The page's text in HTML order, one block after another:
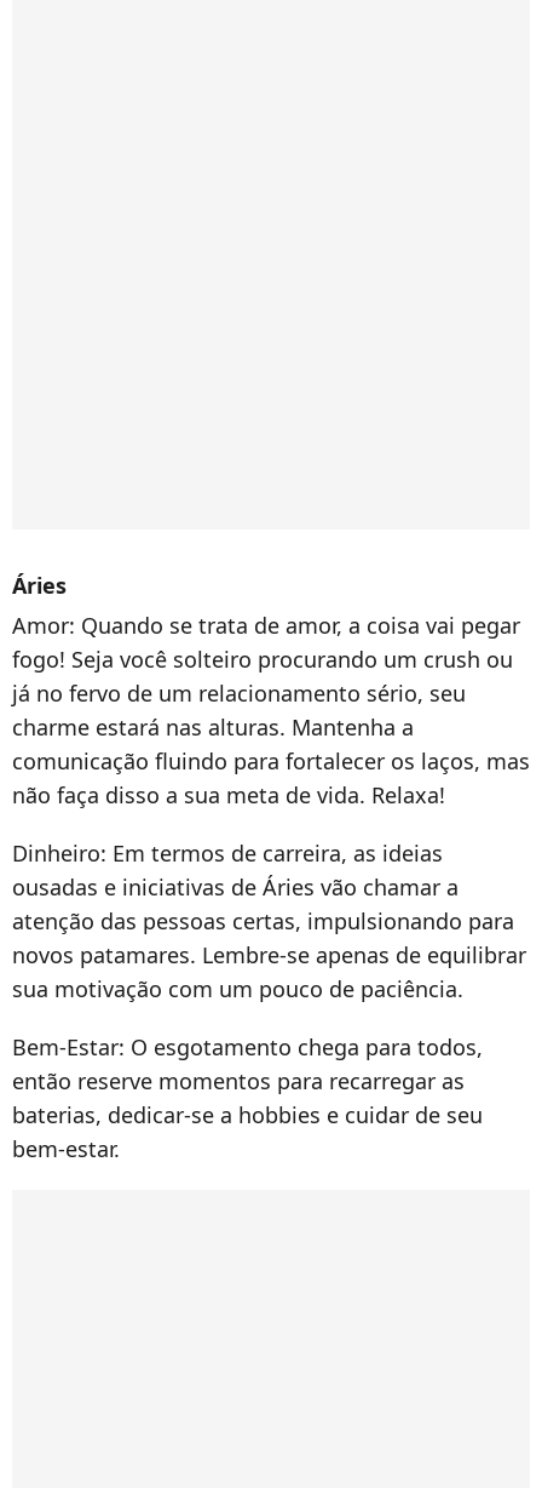
Áries
Amor: Quando se trata de amor, a coisa vai pegar
fogo! Seja você solteiro procurando um crush ou
já no fervo de um relacionamento sério, seu
charme estará nas alturas. Mantenha a
comunicação fluindo para fortalecer os laços, mas
não faça disso a sua meta de vida. Relaxa!
Dinheiro: Em termos de carreira, as ideias
ousadas e iniciativas de Áries vão chamar a
atenção das pessoas certas, impulsionando para
novos patamares. Lembre-se apenas de equilibrar
sua motivação com um pouco de paciência.
Bem-Estar: O esgotamento chega para todos,
então reserve momentos para recarregar as
baterias, dedicar-se a hobbies e cuidar de seu
bem-estar.